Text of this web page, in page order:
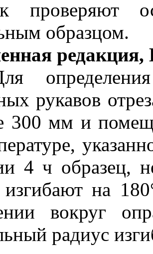
проверяют
образцом.
рукавов
300 мм и
4 ч образец,
на
вокруг
радиус